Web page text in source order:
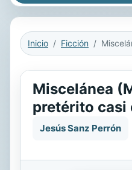
Inicio Ficción
Miscelánea
pretérito casi
Jesús Sanz Perrón